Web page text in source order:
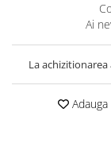
Ai
La
Adauga